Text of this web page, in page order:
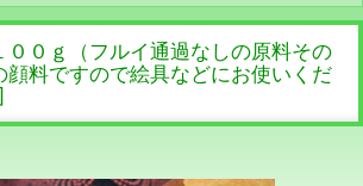
００ｇ（フルイ通過なしの原料その
顔料ですので絵具などにお使いくだ